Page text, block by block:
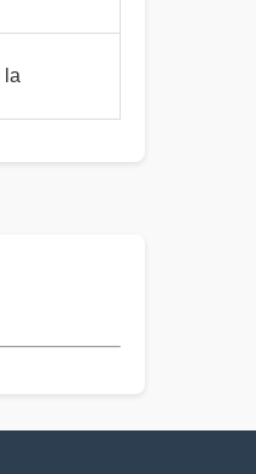
la